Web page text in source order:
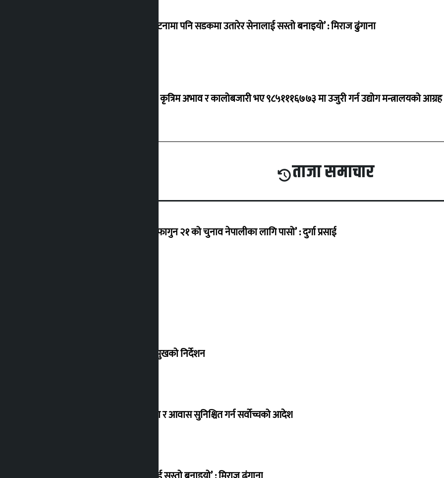
‘सानो घटनामा पनि सडकमा उतारेर सेनालाई सस्तो बनाइयो’ : मिराज ढुंगाना
ग्यासको कृत्रिम अभाव र कालोबजारी भए ९८५१११६७७३ मा उजुरी गर्न उद्योग मन्त्रालयको आग्रह
ताजा समाचार
‘राजसंस्था हटेदेखि नेपाललाई दशा लाग्यो, फागुन २१ को चुनाव नेपालीका लागि पासो’ : दुर्गा प्रसाई
संसद् बैठकमा कालो चस्मा नलगाउन सभामुखको निर्देशन
विस्थापित सुकुम्वासी बालबालिकाको शिक्षा र आवास सुनिश्चित गर्न सर्वोच्चको आदेश